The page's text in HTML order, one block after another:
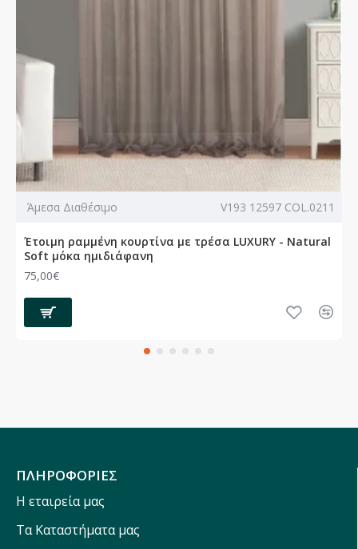
Άμεσα Διαθέσιμο V193 12597 COL.0211
Έτοιμη ραμμένη κουρτίνα με τρέσα LUXURY - Natural
Soft μόκα ημιδιάφανη
75,00€
ΠΛΗΡΟΦΟΡΙΕΣ
Η εταιρεία μας
Τα Καταστήματα μας